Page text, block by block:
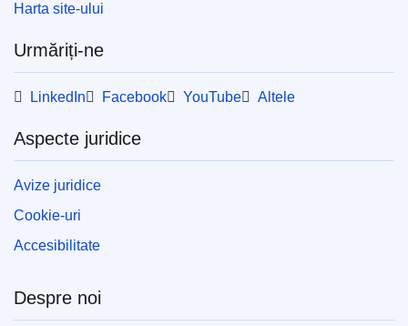
Harta site-ului
Urmăriți-ne
LinkedIn Facebook YouTube Altele
Aspecte juridice
Avize juridice
Cookie-uri
Accesibilitate
Despre noi